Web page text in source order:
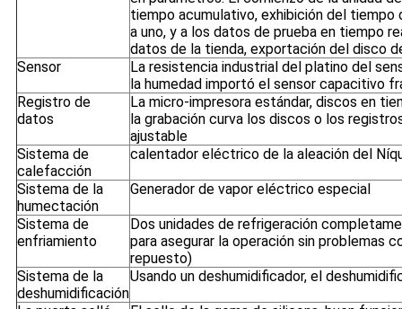
tiempo acumulativo, exhibición del tiempo
a uno, y a los datos de prueba en tiempo
datos de la tienda, exportación del disco
Sensor
La resistencia industrial del platino del
la humedad importó el sensor capacitivo
Registro de
datos
La micro-impresora estándar, discos en
la grabación curva los discos o los
ajustable
Sistema de
calefacción
calentador eléctrico de la aleación del
Sistema de la
humectación
Generador de vapor eléctrico especial
Sistema de
enfriamiento
Dos unidades de refrigeración
para asegurar la operación sin problemas
repuesto)
Sistema de la
deshumidificación
Usando un deshumidificador, el